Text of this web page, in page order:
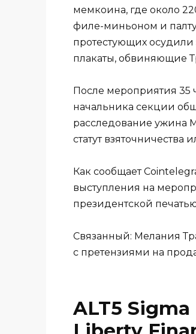
мемкоина, где около
филе-миньоном и
протестующих осудили
плакаты, обвиняющие
После мероприятия 35
начальника секции
расследование ужина
статут
Как сообщает
выступления на
президентской
Связанный: Мелания
с претензиями на
ALT5 Sigma